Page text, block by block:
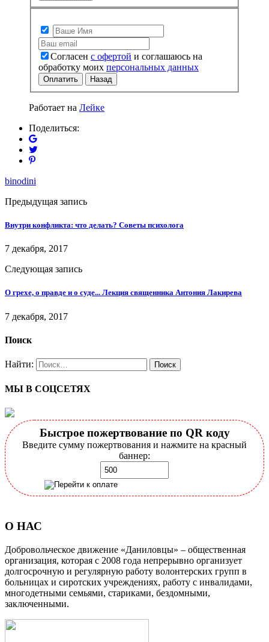
Согласен с офертой
обработку моих персональных данных
Оплатить Назад
Работает на Лейке
Поделиться:
binodini
Предыдущая запись
Внутри конфликта: что делать? Советы психолога
7 декабря, 2017
Следующая запись
О грехе, о правде и о суде... Лекция священника Антония Лакирева
7 декабря, 2017
Поиск
Найти:
МЫ В СОЦСЕТЯХ
Быстрое пожертвование по QR коду
Введите сумму пожертвования и нажмите на красный
баннер:
О НАС
Добровольческое движение «Даниловцы» – общественная
организация, которая с 2008 года непрерывно организует
долгосрочную и регулярную работу волонтерских групп в
больницах и сиротских учреждениях, работу с инвалидами,
многодетными семьями, стариками, бездомными,
заключенными.